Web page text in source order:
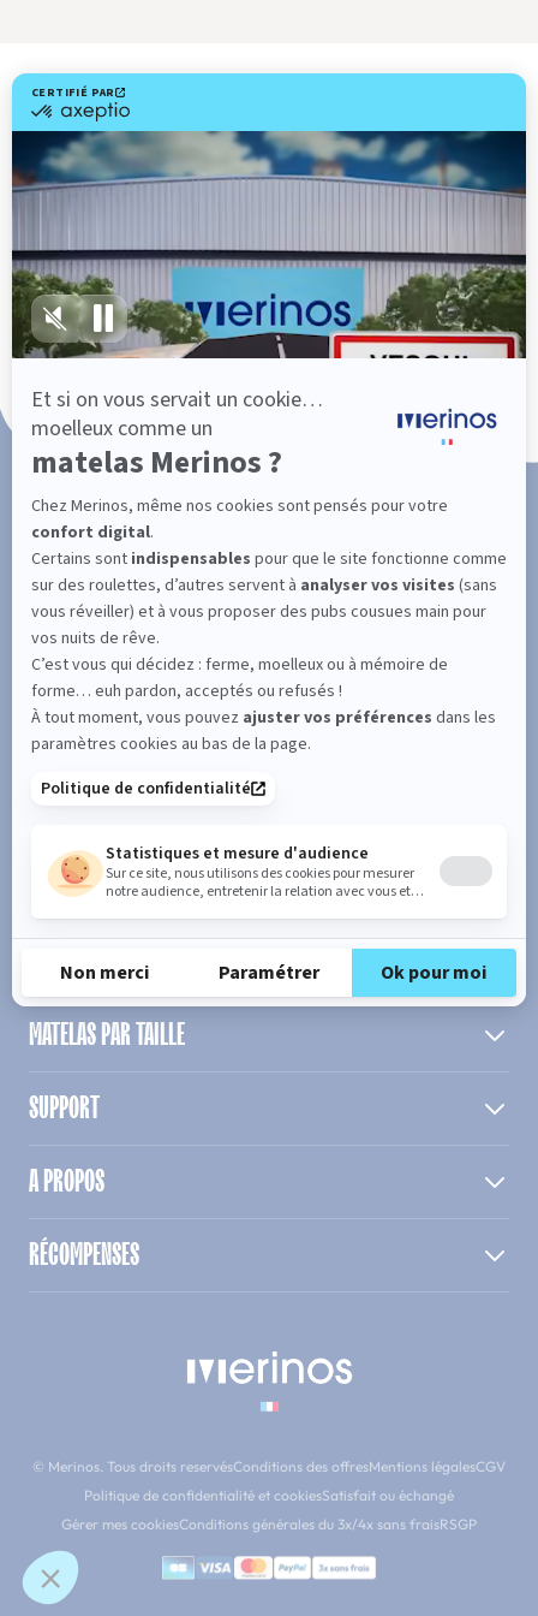
Livraison gratuite
Marque Française
Service client à votre écoute
Paiement en 3x ou 4x sans frais
SUIVEZ L'ACTUALITÉ DE MERINOS !
Entrez votre adresse email
S'inscrire
En cochant cette case, vous confirmez avoir plus de 16 ans et
acceptez de recevoir notre Newsletter incluant des informations
concernant les offres, services, produits ou évènements de Bultex
conformément à
notre politique de protection des données personnelles.
PRODUIT
MATELAS PAR TAILLE
SUPPORT
A PROPOS
RÉCOMPENSES
© Merinos. Tous droits reservésConditions des offresMentions légalesCGV
Politique de confidentialité et cookiesSatisfait ou échangé
Gérer mes cookiesConditions générales du 3x/4x sans fraisRSGP